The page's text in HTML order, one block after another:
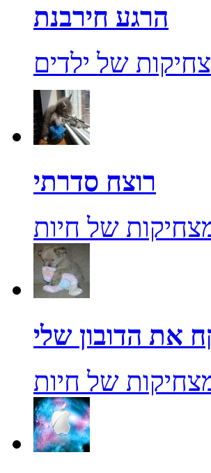
הרגע חירבנת
של ילדים
רוצח סדרתי
של חיות
את הדובון שלי
של חיות